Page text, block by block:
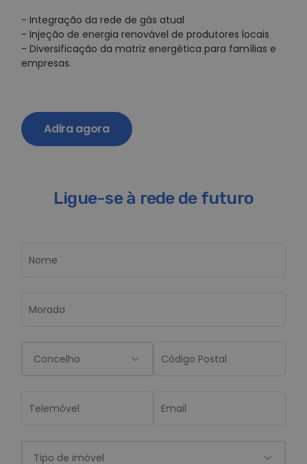
- Integração da rede de gás atual
- Injeção de energia renovável de produtores locais
- Diversificação da matriz energética para famílias e
empresas.
Adira agora
Ligue-se à rede de futuro